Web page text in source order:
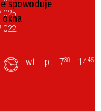
025
022
wt. - pt.: 730 - 1445